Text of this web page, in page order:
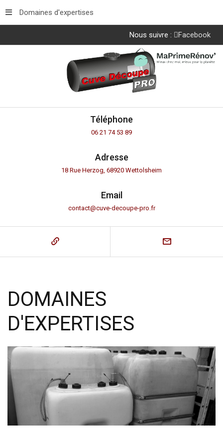
Nous suivre : Facebook
Domaines d'expertises
Téléphone
06 21 74 53 89
Adresse
18 Rue Herzog, 68920 Wettolsheim
Email
contact@cuve-decoupe-pro.fr
DOMAINES
D'EXPERTISES